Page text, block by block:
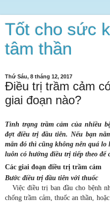
Tốt cho sức
tâm thần
Thứ Sáu, 8 tháng 12, 2017
Điều trị trầm cảm
giai đoạn nào?
Tình trạng trầm cảm của nhiều
đợt điều trị đầu tiên. Nếu bạn
mắn đó thì cũng không nên quá lo
luôn có hướng điều trị tiếp theo để
Các giai đoạn điều trị trầm cảm
Bước điều trị đầu tiên với thuốc
Việc điều trị ban đầu cho bệnh
chống trầm cảm, thuốc an thần,